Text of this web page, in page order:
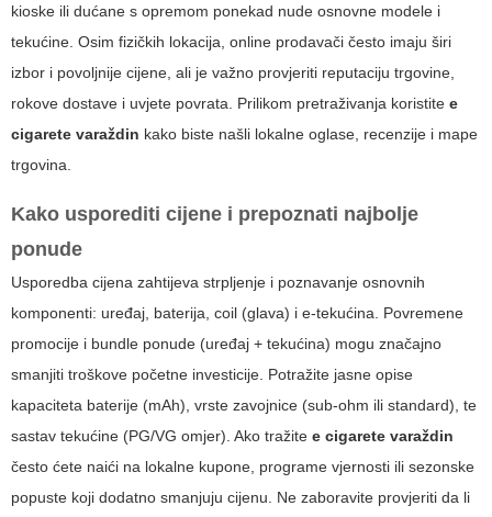
kioske ili dućane s opremom ponekad nude osnovne modele i
tekućine. Osim fizičkih lokacija, online prodavači često imaju širi
izbor i povoljnije cijene, ali je važno provjeriti reputaciju trgovine,
rokove dostave i uvjete povrata. Prilikom pretraživanja koristite e
cigarete varaždin kako biste našli lokalne oglase, recenzije i mape
trgovina.
Kako usporediti cijene i prepoznati najbolje
ponude
Usporedba cijena zahtijeva strpljenje i poznavanje osnovnih
komponenti: uređaj, baterija, coil (glava) i e-tekućina. Povremene
promocije i bundle ponude (uređaj + tekućina) mogu značajno
smanjiti troškove početne investicije. Potražite jasne opise
kapaciteta baterije (mAh), vrste zavojnice (sub-ohm ili standard), te
sastav tekućine (PG/VG omjer). Ako tražite e cigarete varaždin
često ćete naići na lokalne kupone, programe vjernosti ili sezonske
popuste koji dodatno smanjuju cijenu. Ne zaboravite provjeriti da li